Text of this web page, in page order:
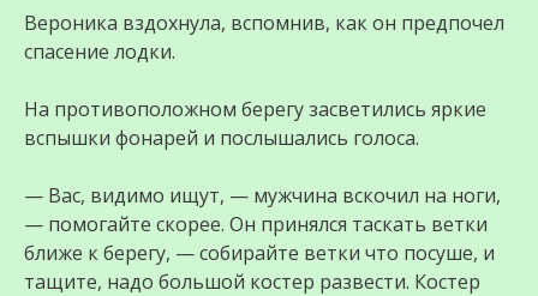
Вероника вздохнула, вспомнив, как он предпочел
спасение лодки.
На противоположном берегу засветились яркие
вспышки фонарей и послышались голоса.
— Вас, видимо ищут, — мужчина вскочил на ноги,
— помогайте скорее. Он принялся таскать ветки
ближе к берегу, — собирайте ветки что посуше, и
тащите, надо большой костер развести. Костер